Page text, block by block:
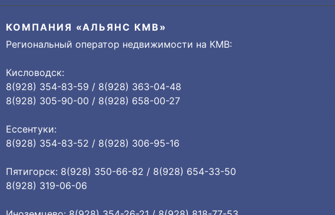
КОМПАНИЯ «АЛЬЯНС КМВ»
Региональный оператор недвижимости на КМВ:
Кисловодск:
8(928) 354-83-59 / 8(928) 363-04-48
8(928) 305-90-00 / 8(928) 658-00-27
Ессентуки:
8(928) 354-83-52 / 8(928) 306-95-16
Пятигорск: 8(928) 350-66-82 / 8(928) 654-33-50
8(928) 319-06-06